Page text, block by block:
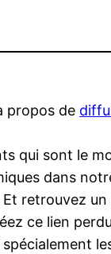
propos de
qui sont le
dans
retrouvez
ce lien
spécialement